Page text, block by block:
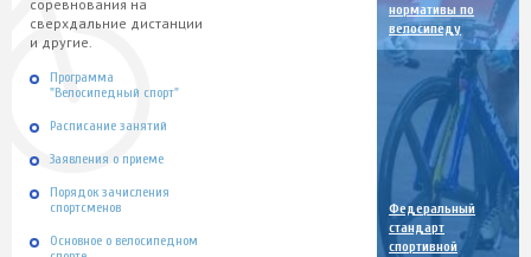
соревнования на
сверхдальние дистанции
и другие.
Программа
"Велосипедный спорт"
Расписание занятий
Заявления о приеме
Порядок зачисления
спортсменов
Основное о велосипедном
нормативы по
велосипеду
Федеральный
стандарт
спортивной